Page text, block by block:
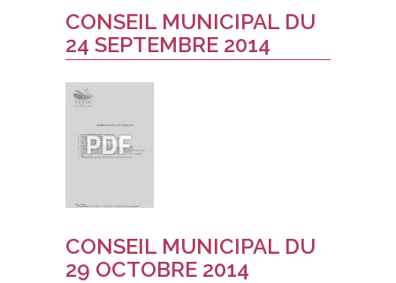
CONSEIL MUNICIPAL DU
24 SEPTEMBRE 2014
CONSEIL MUNICIPAL DU
29 OCTOBRE 2014